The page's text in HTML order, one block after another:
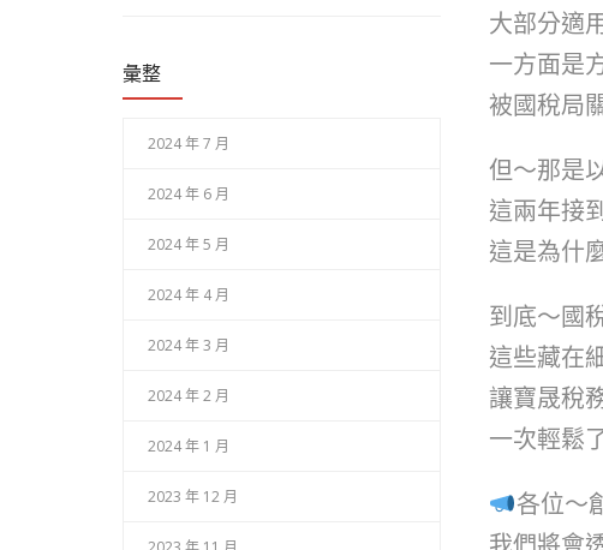
大部分適
一方面是
被國稅局
但～那是
這兩年接
這是為什
到底～國
這些藏在
讓寶晟稅
一次輕鬆
各位～
彙整
2024 年 7 月
2024 年 6 月
2024 年 5 月
2024 年 4 月
2024 年 3 月
2024 年 2 月
2024 年 1 月
2023 年 12 月